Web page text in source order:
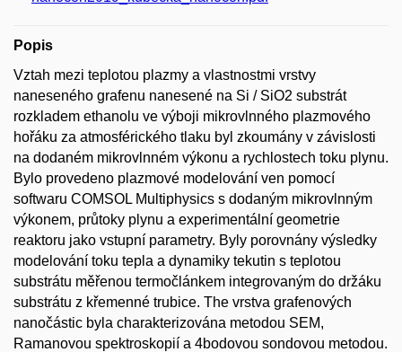
Popis
Vztah mezi teplotou plazmy a vlastnostmi vrstvy
naneseného grafenu nanesené na Si / SiO2 substrát
rozkladem ethanolu ve výboji mikrovlnného plazmového
hořáku za atmosférického tlaku byl zkoumány v závislosti
na dodaném mikrovlnném výkonu a rychlostech toku plynu.
Bylo provedeno plazmové modelování ven pomocí
softwaru COMSOL Multiphysics s dodaným mikrovlnným
výkonem, průtoky plynu a experimentální geometrie
reaktoru jako vstupní parametry. Byly porovnány výsledky
modelování toku tepla a dynamiky tekutin s teplotou
substrátu měřenou termočlánkem integrovaným do držáku
substrátu z křemenné trubice. The vrstva grafenových
nanočástic byla charakterizována metodou SEM,
Ramanovou spektroskopií a 4bodovou sondovou metodou.